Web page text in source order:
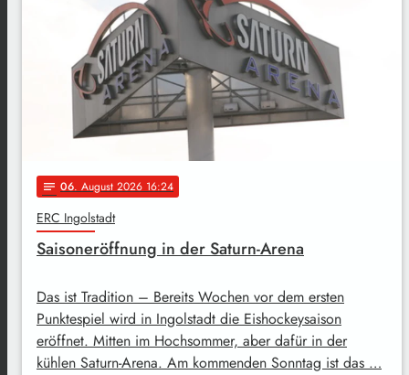
notes 06. August 2026 16:24
ERC Ingolstadt
Saisoneröffnung in der Saturn-Arena
Das ist Tradition – Bereits Wochen vor dem ersten
Punktespiel wird in Ingolstadt die Eishockeysaison
eröffnet. Mitten im Hochsommer, aber dafür in der
kühlen Saturn-Arena. Am kommenden Sonntag ist das …